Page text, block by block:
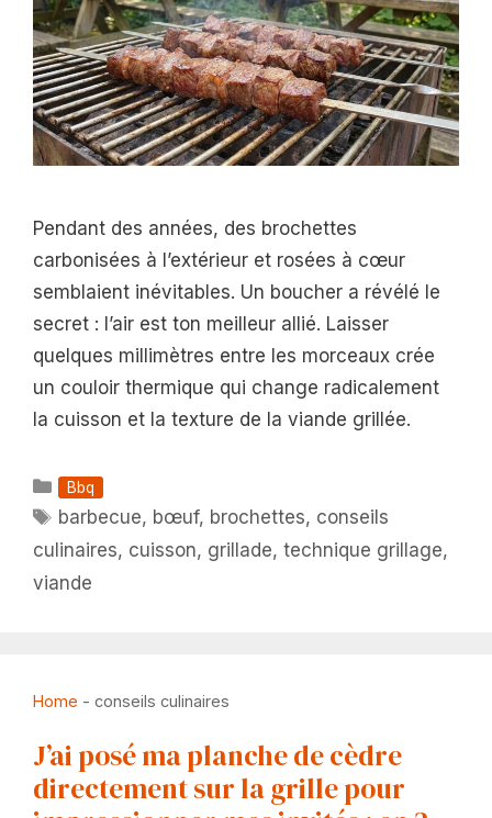
Pendant des années, des brochettes
carbonisées à l’extérieur et rosées à cœur
semblaient inévitables. Un boucher a révélé le
secret : l’air est ton meilleur allié. Laisser
quelques millimètres entre les morceaux crée
un couloir thermique qui change radicalement
la cuisson et la texture de la viande grillée.
Catégories
Bbq
Étiquettes
barbecue, bœuf, brochettes, conseils
culinaires, cuisson, grillade, technique grillage,
viande
Home - conseils culinaires
J’ai posé ma planche de cèdre
directement sur la grille pour